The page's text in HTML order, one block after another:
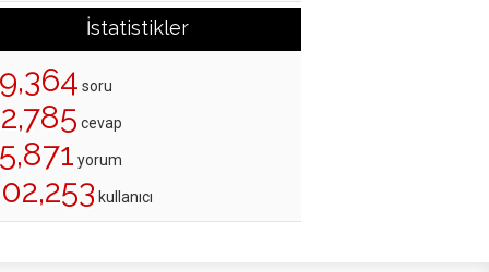
İstatistikler
soru
cevap
yorum
kullanıcı